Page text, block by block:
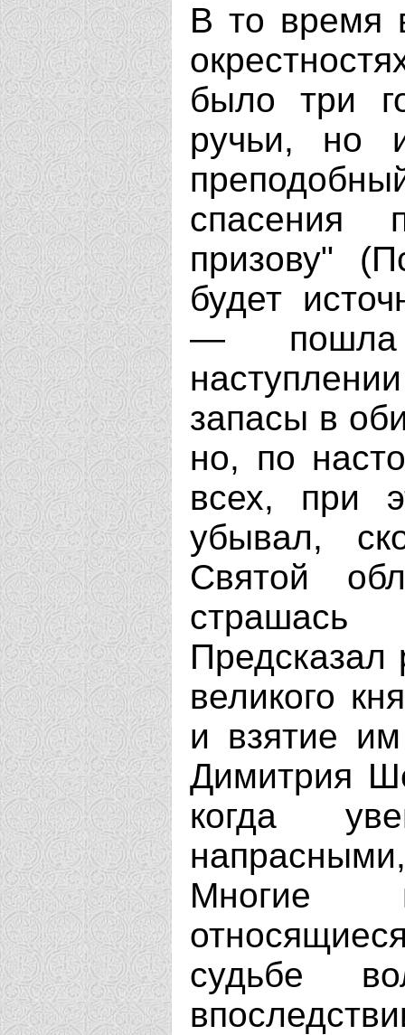
В то время
было три
ручьи, но
спасения
призову"
будет
—
запасы в
но, по
всех, при
убывал,
Святой
Предсказал
великого
и взятие
Димитрия
когда
Многие
судьбе